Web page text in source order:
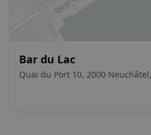
Bar du Lac
Quai du Port 10, 2000